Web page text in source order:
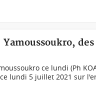
ce lundi (Ph
lundi 5 juillet 2021 sur